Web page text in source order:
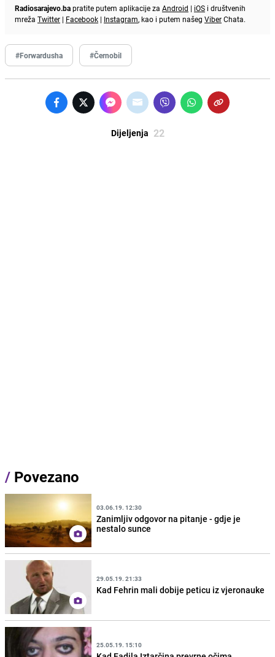
Radiosarajevo.bapratite putem aplikacije za Android | iOS i društvenih
mreža Twitter | Facebook | Instagram, kao i putem našeg ViberChata.
#Forwardusha #Černobil
Dijeljenja 22
/ Povezano
03.06.19. 12:30
Zanimljiv odgovor na pitanje - gdje je
nestalo sunce
29.05.19. 21:33
Kad Fehrin mali dobije peticu iz vjeronauke
25.05.19. 15:10